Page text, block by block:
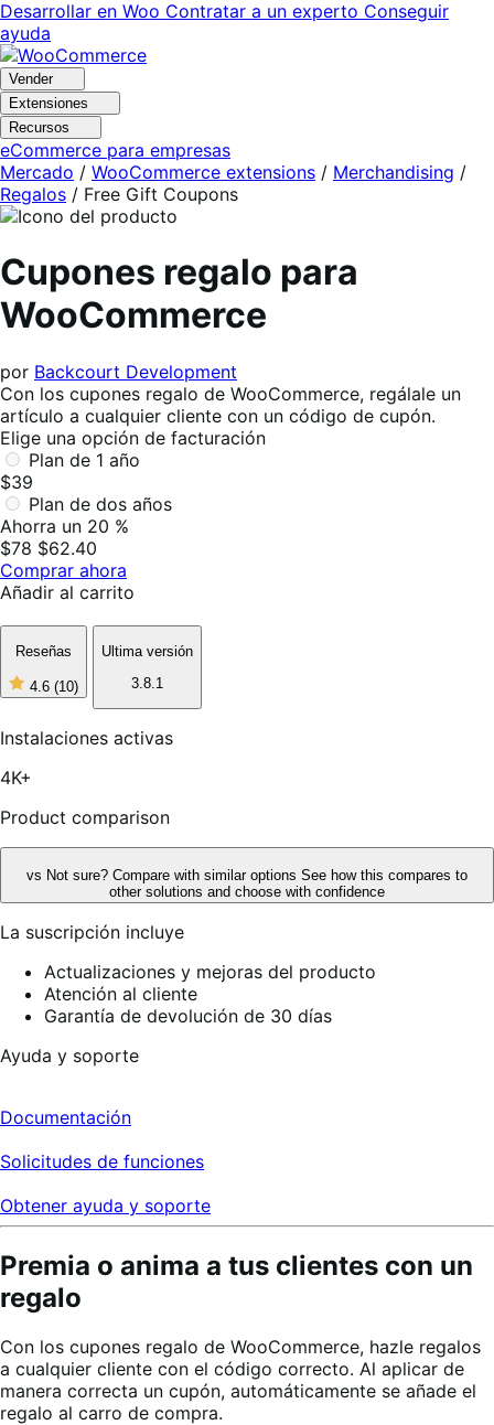
Ir
a
navegación
Saltar
al
contenido
Desarrollar en Woo Contratar a un experto Conseguir
ayuda
Vender
Extensiones
Recursos
eCommerce para empresas
Mercado / WooCommerce extensions / Merchandising /
Regalos / Free Gift Coupons
Cupones regalo para
WooCommerce
por Backcourt Development
Con los cupones regalo de WooCommerce, regálale un
artículo a cualquier cliente con un código de cupón.
Elige una opción de facturación
Plan de 1 año
$39
Plan de dos años
Ahorra un 20 %
$78 $62.40
Comprar ahora
Añadir al carrito
Reseñas
4.6 (10)
4
5
estrellas,
Ultima versión
3.8.1
Instalaciones activas
4K+
Product comparison
vs Not sure? Compare with similar options See how this compares to
other solutions and choose with confidence
La suscripción incluye
Actualizaciones y mejoras del producto
Atención al cliente
Garantía de devolución de 30 días
Ayuda y soporte
Documentación
Solicitudes de funciones
Obtener ayuda y soporte
Premia o anima a tus clientes con un
regalo
Con los cupones regalo de WooCommerce, hazle regalos
a cualquier cliente con el código correcto. Al aplicar de
manera correcta un cupón, automáticamente se añade el
regalo al carro de compra.